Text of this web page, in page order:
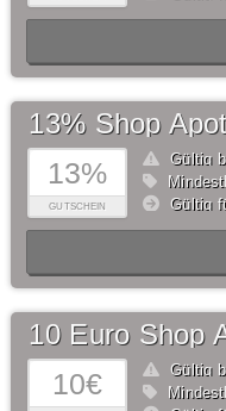
13%
GUTSCHEIN
13% Shop
Gültig
Gültig
10€
10 Euro Shop
Gültig